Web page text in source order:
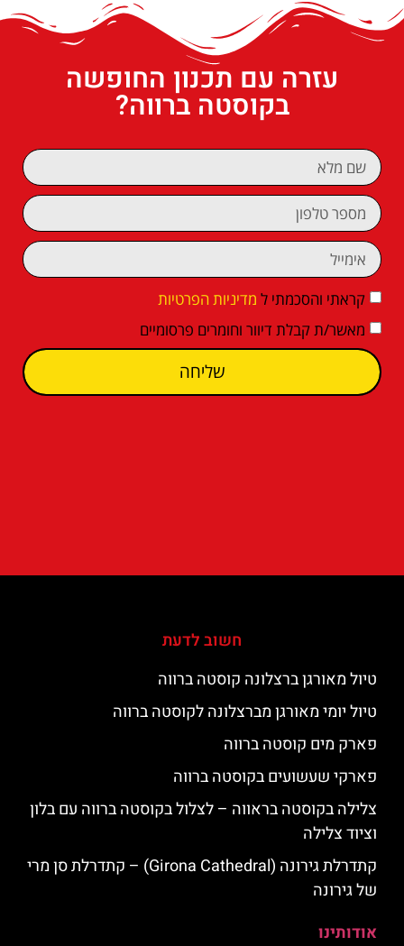
עזרה עם תכנון החופשה
בקוסטה ברווה?
קראתי והסכמתי ל מדיניות הפרטיות
מאשר/ת קבלת דיוור וחומרים פרסומיים
שליחה
חשוב לדעת
טיול מאורגן ברצלונה קוסטה ברווה
טיול יומי מאורגן מברצלונה לקוסטה ברווה
פארק מים קוסטה ברווה
פארקי שעשועים בקוסטה ברווה
צלילה בקוסטה בראווה – לצלול בקוסטה ברווה עם בלון
וציוד צלילה
קתדרלת גירונה (Girona Cathedral) – קתדרלת סן מרי
של גירונה
אודותינו